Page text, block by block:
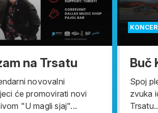
na Trsatu
novovalni
će promovirati novi
"U magli sjaj"...
Buč
Spoj
zvuka